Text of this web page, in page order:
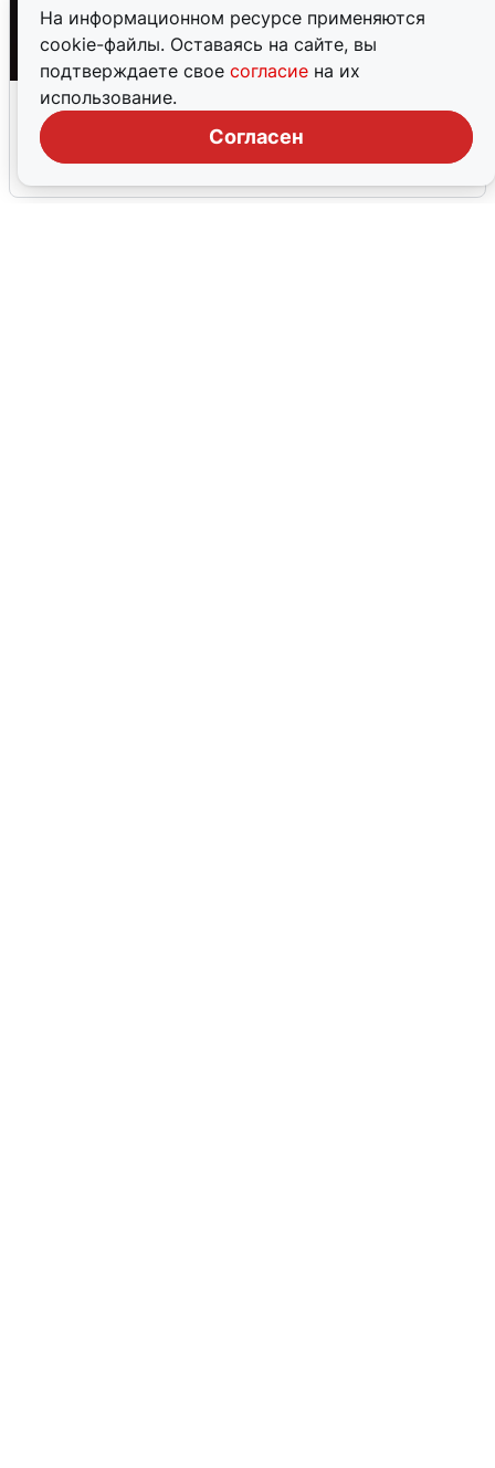
На информационном ресурсе применяются
cookie-файлы. Оставаясь на сайте, вы
подтверждаете свое согласие на их
использование.
Согласен
Взрывы в Воронеже после сигнала
тревоги
5 августа 0